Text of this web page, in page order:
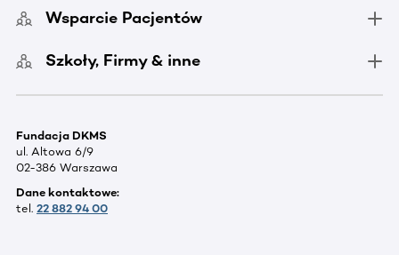
Wsparcie Pacjentów
Szkoły, Firmy & inne
Fundacja DKMS
ul. Altowa 6/9
02-386 Warszawa
Dane kontaktowe:
tel. 22 882 94 00